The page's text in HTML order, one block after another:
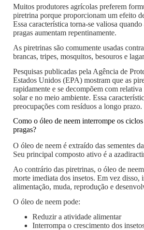
Muitos produtores agrícolas preferem
piretrina porque proporcionam um efeito
Essa característica torna-se valiosa
pragas aumentam repentinamente.
As piretrinas são comumente usadas
brancas, tripes, mosquitos, besouros e
Pesquisas publicadas pela Agência de
Estados Unidos (EPA) mostram que as
rapidamente e se decompõem com
solar e no meio ambiente. Essa
preocupações com resíduos a longo prazo.
Como o óleo de neem interrompe os
pragas?
O óleo de neem é extraído das sementes
Seu principal composto ativo é a
Ao contrário das piretrinas, o óleo de
morte imediata dos insetos. Em vez disso,
alimentação, muda, reprodução e
O óleo de neem pode:
Reduzir a atividade alimentar
Interrompa o crescimento dos